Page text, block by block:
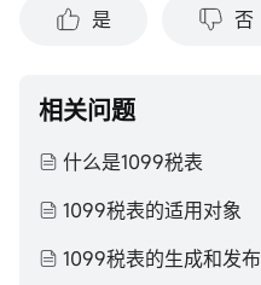
是 否
相关问题
什么是1099税表
1099税表的适用对象
1099税表的生成和发布